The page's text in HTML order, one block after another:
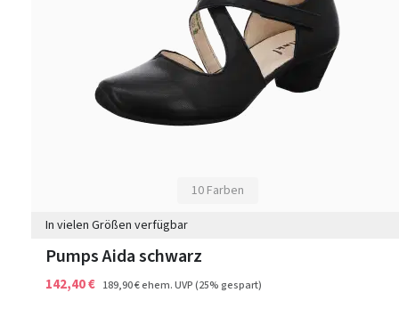
10 Farben
In vielen Größen verfügbar
Pumps Aida schwarz
142,40 € 189,90 €ehem. UVP(25% gespart)